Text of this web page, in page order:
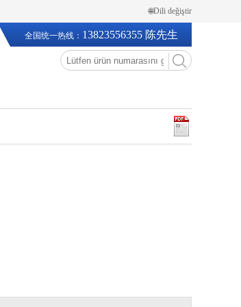
🌐Dili değiştir
全国统一热线： 13823556355 陈先生